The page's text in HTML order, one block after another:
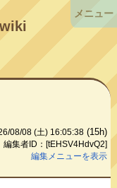
08/08 (土) 16:05:38 (15h)
編集者ID：[tEHSV4HdvQ2]
編集メニューを表示
メニュー